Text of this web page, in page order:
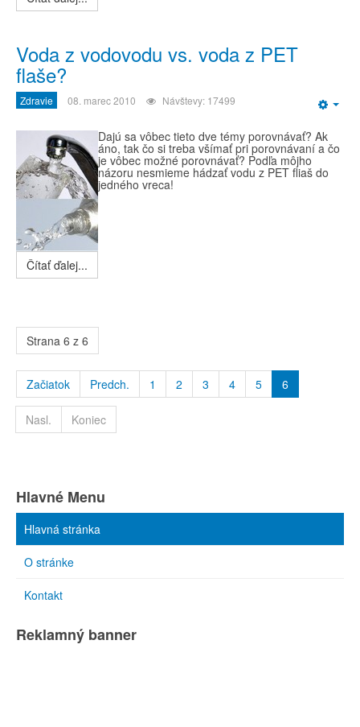
Voda z vodovodu vs. voda z PET
flaše?
Zdravie 08. marec 2010 Návštevy: 17499
Dajú sa vôbec tieto dve témy porovnávať? Ak
áno, tak čo si treba všímať pri porovnávaní a čo
je vôbec možné porovnávať? Podľa môjho
názoru nesmieme hádzať vodu z PET fliaš do
jedného vreca!
Čítať ďalej...
Strana 6 z 6
Začiatok Predch. 1 2 3 4 5 6
Nasl. Koniec
Hlavné Menu
Hlavná stránka
O stránke
Kontakt
Reklamný banner